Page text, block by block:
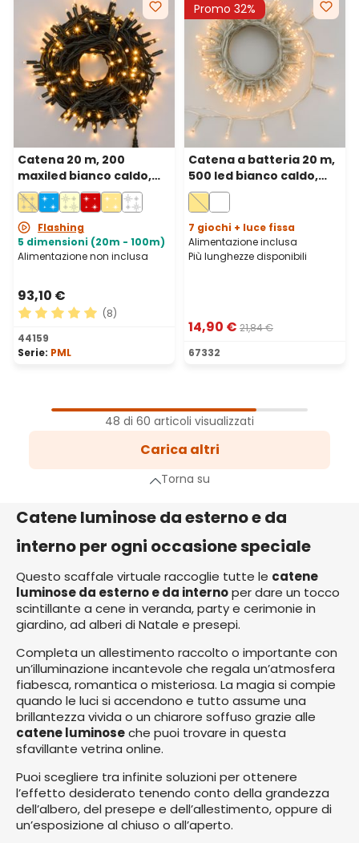
Catena 20 m, 200
maxiled bianco caldo,
cavo verde,
prolungabile, IP67
Flashing
5 dimensioni (20m - 100m)
Alimentazione non inclusa
93,10 €
Valutazione media di 5 su 5 stelle
(8)
44159
Serie: PML
Promo 32%
Catena a batteria 20 m,
500 led bianco caldo,
cavo trasparente, con
telecomando
7 giochi + luce fissa
Alimentazione inclusa
Più lunghezze disponibili
14,90 € 21,84 €
67332
successiva
48 di 60 articoli visualizzati
Carica altri
Torna su
Catene luminose da esterno e da
interno per ogni occasione speciale
Questo scaffale virtuale raccoglie tutte le catene
luminose da esterno e da internoper dare un tocco
scintillante a cene in veranda, party e cerimonie in
giardino, ad alberi di Natale e presepi.
Completa un allestimento raccolto o importante con
un’illuminazione incantevole che regala un’atmosfera
fiabesca, romantica o misteriosa. La magia si compie
quando le luci si accendono e tutto assume una
brillantezza vivida o un chiarore soffuso grazie alle
catene luminoseche puoi trovare in questa
sfavillante vetrina online.
Puoi scegliere tra infinite soluzioni per ottenere
l’effetto desiderato tenendo conto della grandezza
dell’albero, del presepe e dell’allestimento, oppure di
un’esposizione al chiuso o all’aperto.